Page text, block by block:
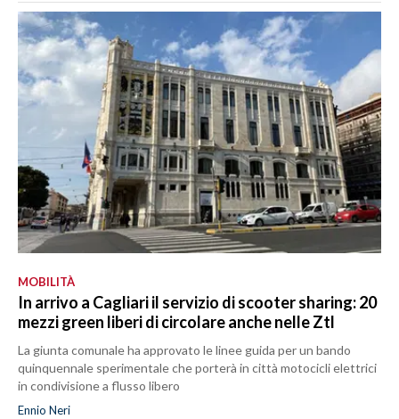
MOBILITÀ
In arrivo a Cagliari il servizio di scooter sharing: 20
mezzi green liberi di circolare anche nelle Ztl
La giunta comunale ha approvato le linee guida per un bando
quinquennale sperimentale che porterà in città motocicli elettrici
in condivisione a flusso libero
Ennio Neri